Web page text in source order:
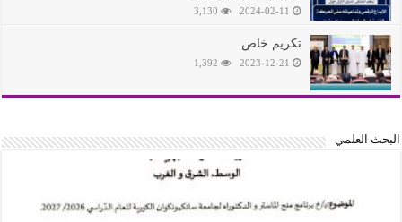
2024-02-11
3,130
تكريم خاص
2023-12-21
1,392
البحث العلمي